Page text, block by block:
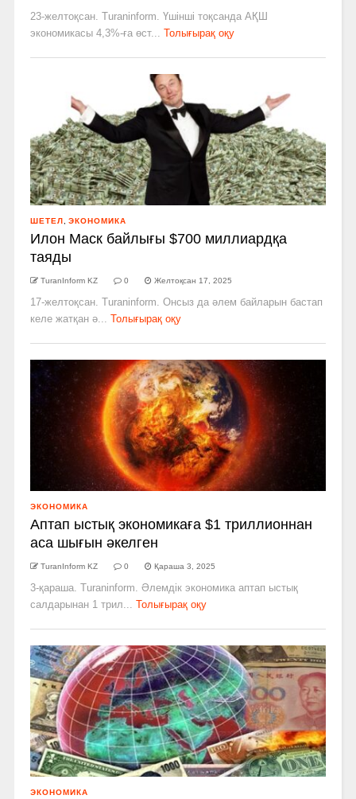
23-желтоқсан. Turaninform. Үшінші тоқсанда АҚШ
экономикасы 4,3%-ға өст...
Толығырақ оқу
ШЕТЕЛ ЭКОНОМИКА
Илон Маск байлығы $700 миллиардқа
таяды
TuranInform KZ 0 Желтоқсан 17, 2025
17-желтоқсан. Turaninform. Онсыз да әлем байларын бастап
келе жатқан ә...
Толығырақ оқу
ЭКОНОМИКА
Аптап ыстық экономикаға $1 триллионнан
аса шығын әкелген
TuranInform KZ 0 Қараша 3, 2025
3-қараша. Turaninform. Әлемдік экономика аптап ыстық
салдарынан 1 трил...
Толығырақ оқу
ЭКОНОМИКА